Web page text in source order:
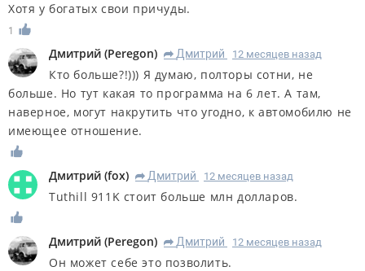
Хотя у богатых свои причуды.
1
Дмитрий (Peregon) R Дмитрий 12 месяцев назад
Кто больше?!))) Я думаю, полторы сотни, не
больше. Но тут какая то программа на 6 лет. А там,
наверное, могут накрутить что угодно, к автомобилю не
имеющее отношение.
Дмитрий (fox) R Дмитрий 12 месяцев назад
Tuthill 911K стоит больше млн долларов.
Дмитрий (Peregon) R Дмитрий 12 месяцев назад
Он может себе это позволить.